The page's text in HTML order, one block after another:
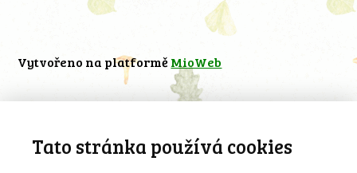
Vytvořeno na platformě MioWeb
Tato stránka používá cookies